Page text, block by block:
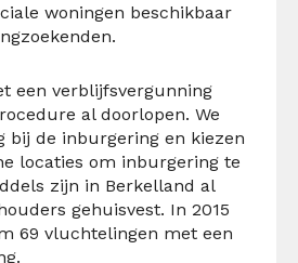
woningen beschikbaar
een verblijfsvergunning
al doorlopen. We
bij de inburgering en kiezen
locaties om inburgering te
zijn in Berkelland al
gehuisvest. In 2015
69 vluchtelingen met een